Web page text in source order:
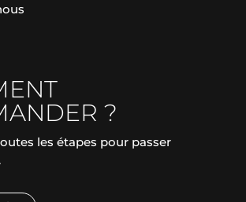
?
les étapes pour passer